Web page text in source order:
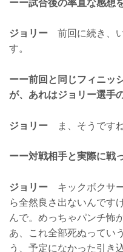
ーー試合後の率直な感想
ジョリー 前回に続き、
す。
ーー前回と同じフィニッ
が、あれはジョリー選手
ジョリー ま、そうです
ーー対戦相手と実際に戦
ジョリー キックボクサ
ら全然良さ出ないんです
んで。めっちゃパンチ怖
あ、これ全部死ぬってい
う、予定になかった引き